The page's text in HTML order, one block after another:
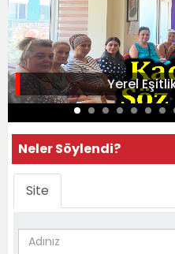
Yerel
Neler Söylendi?
Site